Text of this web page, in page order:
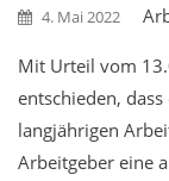
4. Mai 2022
Mit Urteil vom
entschieden,
langjährigen
Arbeitgeber eine